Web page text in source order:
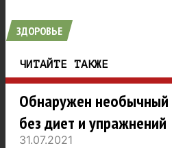
ЗДОРОВЬЕ
ЧИТАЙТЕ ТАКЖЕ
Обнаружен необычный
без диет и упражнений
31.07.2021